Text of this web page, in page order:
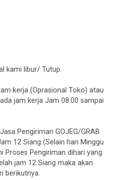
kami libur/ Tutup.
kerja (Oprasional Toko) atau
jam kerja Jam 08:00 sampai
Pengiriman GOJEG/GRAB
12 Siang (Selain hari Minggu
Proses Pengiriman dihari yang
jam 12 Siang maka akan
berikutnya.